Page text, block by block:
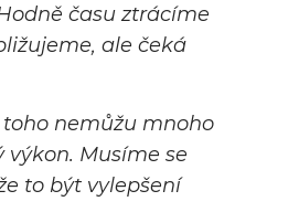
času ztrácíme
ale čeká
nemůžu mnoho
Musíme se
to být vylepšení